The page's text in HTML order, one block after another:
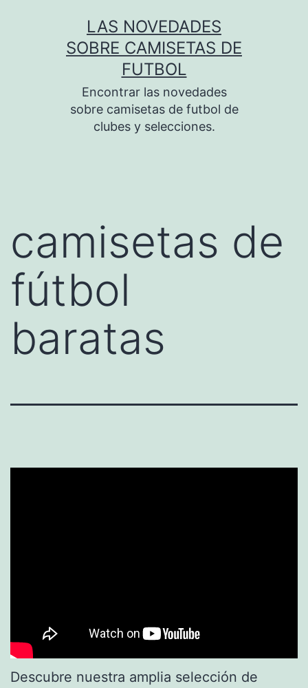
LAS NOVEDADES
SOBRE CAMISETAS DE
FUTBOL
Encontrar las novedades
sobre camisetas de futbol de
clubes y selecciones.
camisetas de
fútbol
baratas
Descubre nuestra amplia selección de